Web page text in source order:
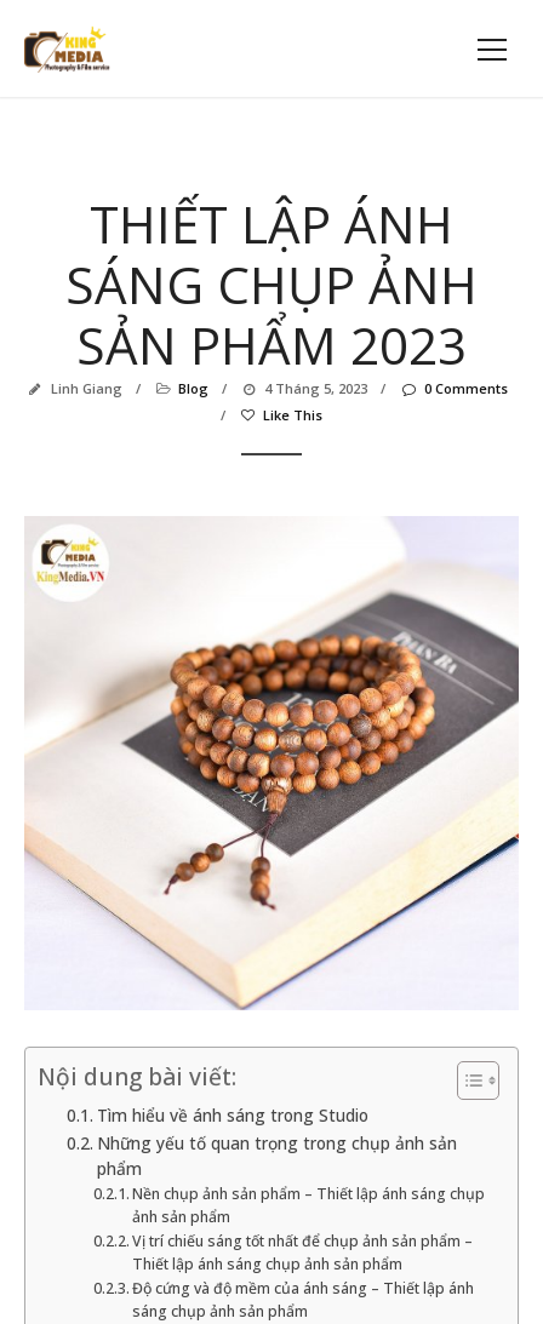
THIẾT LẬP ÁNH
SÁNG CHỤP ẢNH
SẢN PHẨM 2023
Linh Giang / Blog / 4 Tháng 5, 2023 /
0 Comments
/
Like This
Nội dung bài viết:
Tìm hiểu về ánh sáng trong Studio
Những yếu tố quan trọng trong chụp ảnh sản
phẩm
Nền chụp ảnh sản phẩm – Thiết lập ánh sáng chụp
ảnh sản phẩm
Vị trí chiếu sáng tốt nhất để chụp ảnh sản phẩm –
Thiết lập ánh sáng chụp ảnh sản phẩm
Độ cứng và độ mềm của ánh sáng – Thiết lập ánh
sáng chụp ảnh sản phẩm